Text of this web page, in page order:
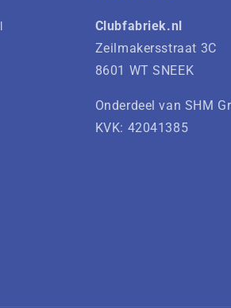
Clubfabriek.nl
Zeilmakersstraat 3C
8601 WT SNEEK
Onderdeel van SHM
KVK: 42041385